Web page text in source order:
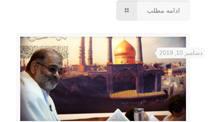
ادامه مطلب
دسامبر 10, 2019